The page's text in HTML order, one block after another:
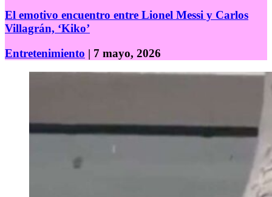
El emotivo encuentro entre Lionel Messi y Carlos
Villagrán, ‘Kiko’
Entretenimiento | 7 mayo, 2026